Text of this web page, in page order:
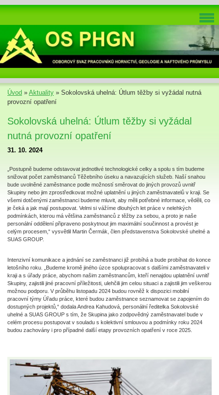
Úvod » Aktuality » Sokolovská uhelná: Útlum těžby si vyžádal nutná
provozní opatření
Sokolovská uhelná: Útlum těžby si vyžádal
nutná provozní opatření
31. 10. 2024
„Postupně budeme odstavovat jednotlivé technologické celky a spolu s tím budeme
snižovat počet zaměstnanců Těžebního úseku a navazujících služeb. Naší snahou
bude uvolněné zaměstnance podle možností směrovat do jiných provozů uvnitř
Skupiny nebo jim zprostředkovat možné uplatnění u jiných zaměstnavatelů v kraji. Se
všemi dotčenými zaměstnanci budeme mluvit, aby měli potřebné informace, věděli, co
je čeká a jak mají postupovat. Velmi si vážíme dlouhých let práce v nelehkých
podmínkách, kterou má většina zaměstnanců z těžby za sebou, a proto je naše
personální oddělení připraveno poskytnout jim maximální součinnost a provést je
celým procesem,“ vysvětlil Martin Čermák, člen představenstva Sokolovské uhelné a
SUAS GROUP.
Intenzivní komunikace a jednání se zaměstnanci již probíhá a bude probíhat do konce
letošního roku. „Budeme kromě jiného úzce spolupracovat s dalšími zaměstnavateli v
kraji a s úřady práce, abychom našim zaměstnancům, kteří nenajdou uplatnění uvnitř
Skupiny, zajistili jiné pracovní příležitosti, ulehčili jim celou situaci a zajistili jim veškerou
možnou podporu. V průběhu listopadu 2024 budou rovněž k dispozici mobilní
pracovní týmy Úřadu práce, které budou zaměstnance seznamovat se zapojením do
dostupných projektů,“ dodala Andrea Kahudová, personální ředitelka Sokolovské
uhelné a SUAS GROUP s tím, že Skupina jako zodpovědný zaměstnavatel bude v
celém procesu postupovat v souladu s kolektivní smlouvou a podmínky roku 2024
budou zachovány i pro případné další etapy provozních opatření v roce 2025.